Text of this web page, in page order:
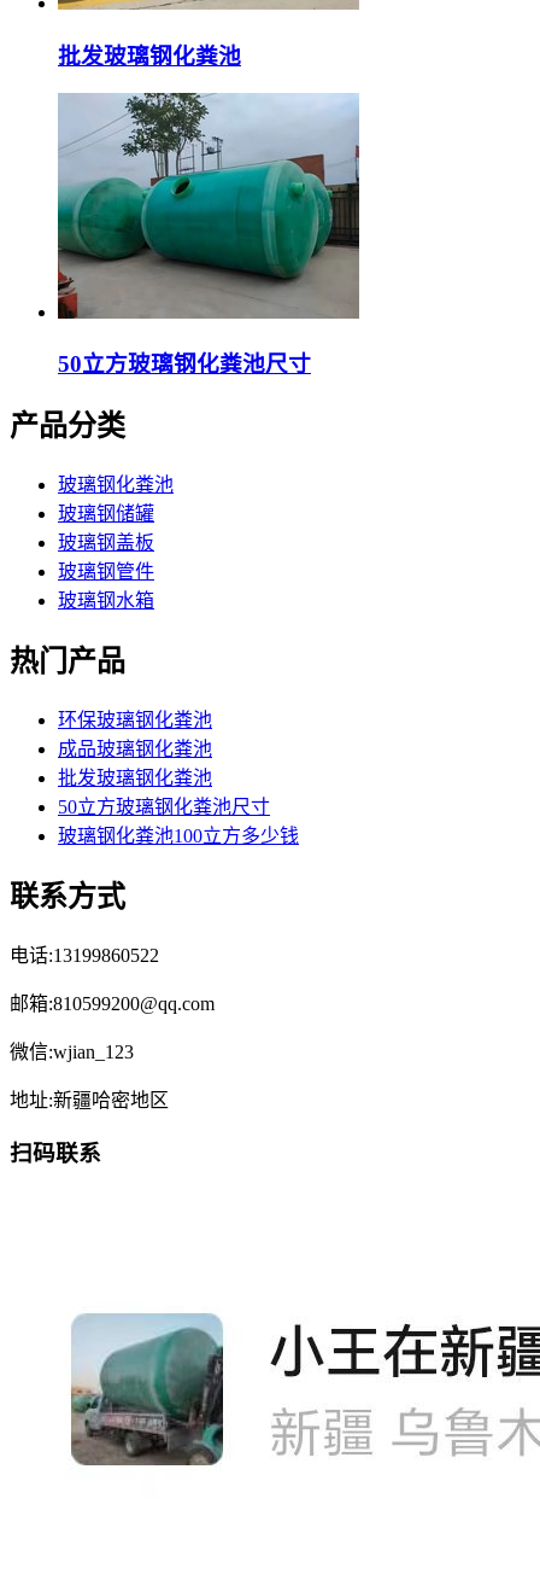
批发玻璃钢化粪池
50立方玻璃钢化粪池尺寸
产品分类
玻璃钢化粪池
玻璃钢储罐
玻璃钢盖板
玻璃钢管件
玻璃钢水箱
热门产品
环保玻璃钢化粪池
成品玻璃钢化粪池
批发玻璃钢化粪池
50立方玻璃钢化粪池尺寸
玻璃钢化粪池100立方多少钱
联系方式
电话:13199860522
邮箱:810599200@qq.com
微信:wjian_123
地址:新疆哈密地区
扫码联系